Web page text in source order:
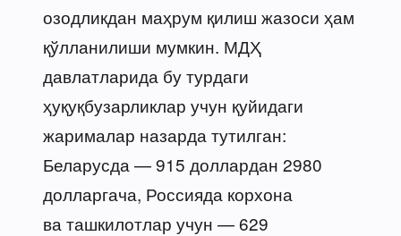
озодликдан маҳрум қилиш жазоси ҳам
қўлланилиши мумкин. МДҲ
давлатларида бу турдаги
ҳуқуқбузарликлар учун қуйидаги
жарималар назарда тутилган:
Беларусда — 915 доллардан 2980
долларгача, Россияда корхона
ва ташкилотлар учун — 629